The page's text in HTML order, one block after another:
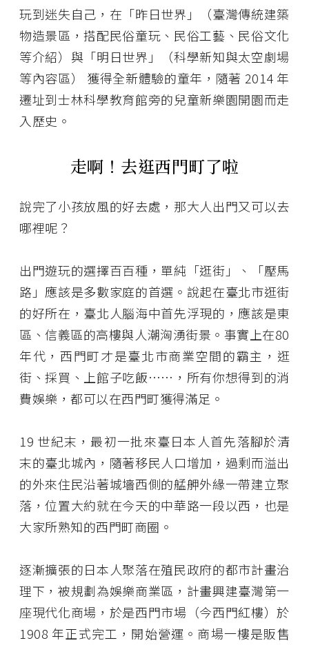
玩到迷失自己，在「昨日世界」（臺灣傳統建築
物造景區，搭配民俗童玩、民俗工藝、民俗文化
等介紹）與「明日世界」（科學新知與太空劇場
等內容區） 獲得全新體驗的童年，隨著 2014 年
遷址到士林科學教育館旁的兒童新樂園開園而走
入歷史。
走啊！去逛西門町了啦
說完了小孩放風的好去處，那大人出門又可以去
哪裡呢？
出門遊玩的選擇百百種，單純「逛街」、「壓馬
路」應該是多數家庭的首選。說起在臺北市逛街
的好所在，臺北人腦海中首先浮現的，應該是東
區、信義區的高樓與人潮洶湧街景。事實上在80
年代，西門町才是臺北市商業空間的霸主，逛
街、採買、上館子吃飯……，所有你想得到的消
費娛樂，都可以在西門町獲得滿足。
19 世紀末，最初一批來臺日本人首先落腳於清
末的臺北城內，隨著移民人口增加，過剩而溢出
的外來住民沿著城墻西側的艋舺外緣一帶建立聚
落，位置大約就在今天的中華路一段以西，也是
大家所熟知的西門町商圈。
逐漸擴張的日本人聚落在殖民政府的都市計畫治
理下，被規劃為娛樂商業區，計畫興建臺灣第一
座現代化商場，於是西門市場（今西門紅樓）於
1908 年正式完工，開始營運。商場一樓是販售